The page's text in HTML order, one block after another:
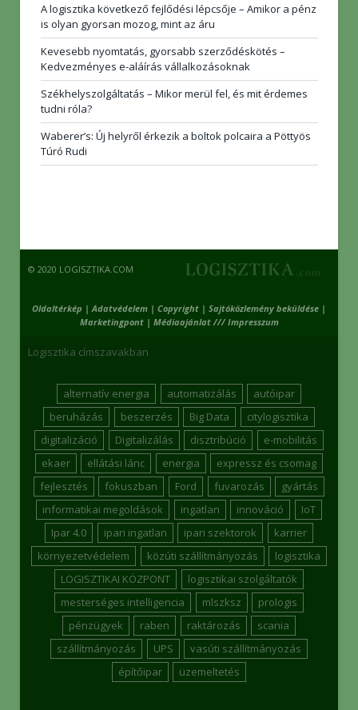
A logisztika következő fejlődési lépcsője – Amikor a pénz
is olyan gyorsan mozog, mint az áru
Kevesebb nyomtatás, gyorsabb szerződéskötés –
Kedvezményes e-aláírás vállalkozásoknak
Székhelyszolgáltatás – Mikor merül fel, és mit érdemes
tudni róla?
Waberer’s: Új helyről érkezik a boltok polcaira a Pöttyös
Túró Rudi
© 2020 LOGISZTIKA.COM
Oldaltérkép | Adatvédelem | Copyright | Sajtóközlemény beküldése |
Marketingpont| Médiaajánlat /// Impresszum
Logisztika címszavakban
alternatív energia automatizálás
autóipar
beruházás
beszerzés Big Data
citylogisztika
digitalizáció
Digitalizálás disztribúció
e-mobilitás
ekaer
ellátási lánc energia
expressz és csomag
fejlesztés
fokuszban Ford fuvarozás
gyártás
informatikai megoldások
ingatlan innováció
IoT
Ipar 4.0
ipari ingatlan ipari szektorok
karrier
környezetvédelem
közúti szállítmányozás
logisztika
LOGISZTIKAI KÖZPONT
logisztikai szolgáltatók
mesterséges intelligencia
mlszksz
prologis
pénzügyek
raben raktározás
scania
szállítmányozás
UPS
vasúti szállítmányozás
építőipar
üzemeltetés